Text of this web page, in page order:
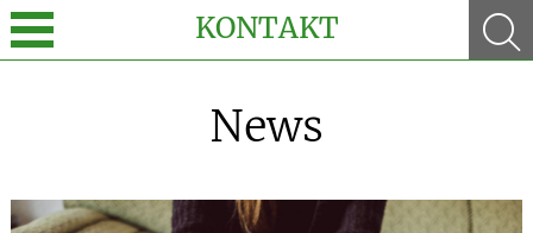
KONTAKT
Unsere aktuellen Top-Angebote
News